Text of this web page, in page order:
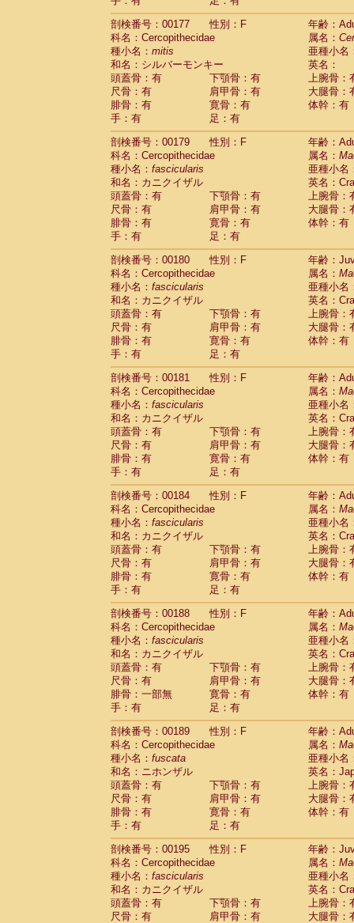
剖検番号：00177
性別：F
年齢：
科名：Cercopithecidae
属名：
種小名： mitis
亜種小名
和名：シルバーモンキー
英名：
頭蓋骨：有
下顎骨：有
上腕骨：
尺骨：有
肩甲骨：有
大腿骨：
腓骨：有
寛骨：有
体幹：有
手：有
足：有
剖検番号：00179
性別：F
年齢：
科名：Cercopithecidae
属名：
種小名： fascicularis
亜種小名
和名：カニクイザル
英名：
頭蓋骨：有
下顎骨：有
上腕骨：
尺骨：有
肩甲骨：有
大腿骨：
腓骨：有
寛骨：有
体幹：有
手：有
足：有
剖検番号：00180
性別：F
年齢：
科名：Cercopithecidae
属名：
種小名： fascicularis
亜種小名
和名：カニクイザル
英名：
頭蓋骨：有
下顎骨：有
上腕骨：
尺骨：有
肩甲骨：有
大腿骨：
腓骨：有
寛骨：有
体幹：有
手：有
足：有
剖検番号：00181
性別：F
年齢：
科名：Cercopithecidae
属名：
種小名： fascicularis
亜種小名
和名：カニクイザル
英名：
頭蓋骨：有
下顎骨：有
上腕骨：
尺骨：有
肩甲骨：有
大腿骨：
腓骨：有
寛骨：有
体幹：有
手：有
足：有
剖検番号：00184
性別：F
年齢：
科名：Cercopithecidae
属名：
種小名： fascicularis
亜種小名
和名：カニクイザル
英名：
頭蓋骨：有
下顎骨：有
上腕骨：
尺骨：有
肩甲骨：有
大腿骨：
腓骨：有
寛骨：有
体幹：有
手：有
足：有
剖検番号：00188
性別：F
年齢：
科名：Cercopithecidae
属名：
種小名： fascicularis
亜種小名
和名：カニクイザル
英名：
頭蓋骨：有
下顎骨：有
上腕骨：
尺骨：有
肩甲骨：有
大腿骨：
腓骨：一部無
寛骨：有
体幹：有
手：有
足：有
剖検番号：00189
性別：F
年齢：
科名：Cercopithecidae
属名：
種小名： fuscata
亜種小名
和名：ニホンザル
英名：
頭蓋骨：有
下顎骨：有
上腕骨：
尺骨：有
肩甲骨：有
大腿骨：
腓骨：有
寛骨：有
体幹：有
手：有
足：有
剖検番号：00195
性別：F
年齢：
科名：Cercopithecidae
属名：
種小名： fascicularis
亜種小名
和名：カニクイザル
英名：
頭蓋骨：有
下顎骨：有
上腕骨：
尺骨：有
肩甲骨：有
大腿骨：